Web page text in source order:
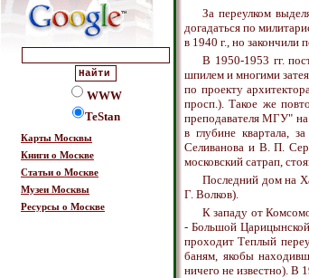
WWW
TeStan
Карты Москвы
Книги о Москве
Статьи о Москве
Музеи Москвы
Ресурсы о Москве
За переулком
догадаться по
в 1940 г., но
В 1950-1953 гг.
шпилем и многими
по проекту
просп.). Такое же
преподавателя МГУ" на
в глубине квартала,
Селиванова и В. П.
московский сатрап,
Последний дом на
Г. Волков).
К западу от
- Большой
проходит Теплый
баням, якобы
ничего не известно). В